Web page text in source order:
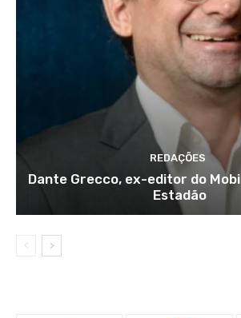
REDAÇÕES
Dante Grecco, ex-editor do
Estadão